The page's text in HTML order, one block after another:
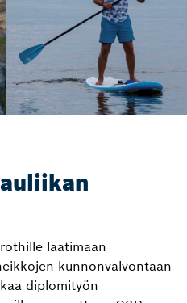
laatimaan
kunnonvalvontaan
diplomityön